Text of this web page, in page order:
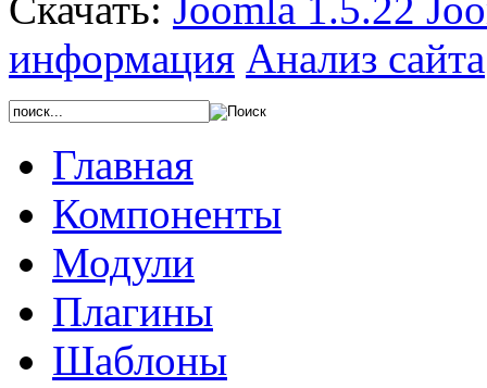
информация Анализ сайта
Главная
Компоненты
Модули
Плагины
Шаблоны